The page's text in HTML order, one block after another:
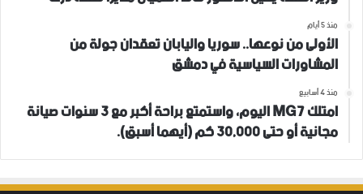
منذ 5 أيام
الأولى من نوعها.. سوريا واليابان تعقدان جولة من
المشاورات السياسية في دمشق
منذ 4 أسابيع
امتلك MG7 اليوم، واستمتع براحة أكبر مع 3 سنوات صيانة
مجانية أو حتى 30,000 كم (أيهما أسبق).